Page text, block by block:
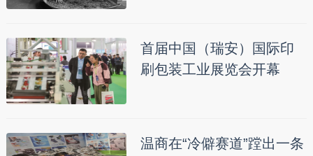
首届中国（瑞安）国际印
刷包装工业展览会开幕
温商在“冷僻赛道”蹚出一条